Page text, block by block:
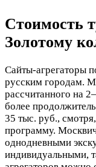
Стоимость
Золотому
Сайты-агрегаторы
русским городам.
рассчитанного на
более
35 тыс. руб.,
программу.
однодневными
индивидуальными,